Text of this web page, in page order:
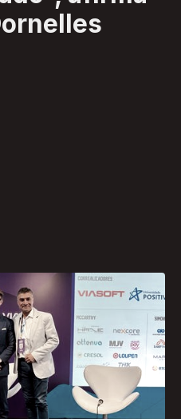
o COO da Premium
durante o evento
próximos dez anos
e novas mídias
”.